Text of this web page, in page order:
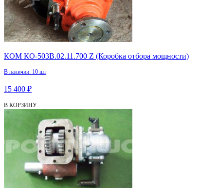
КОМ КО-503В.02.11.700 Z (Коробка отбора мощности)
В наличии: 10 шт
15 400 ₽
В КОРЗИНУ